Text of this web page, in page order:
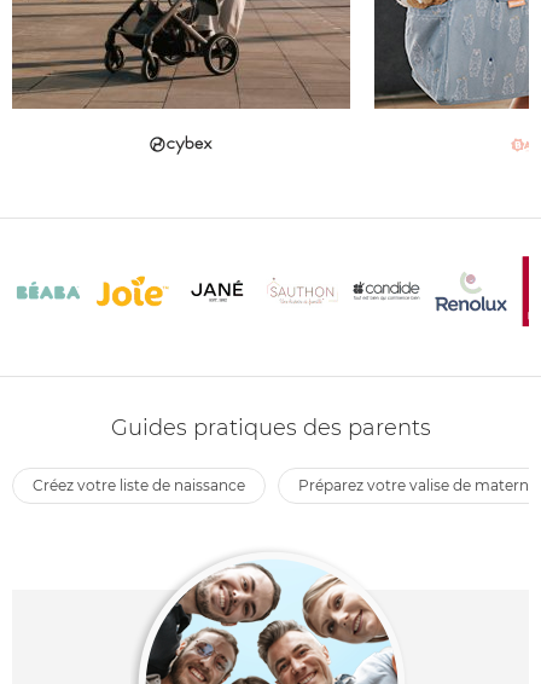
Guides pratiques des parents
créez votre liste de naissance préparez votre valise de